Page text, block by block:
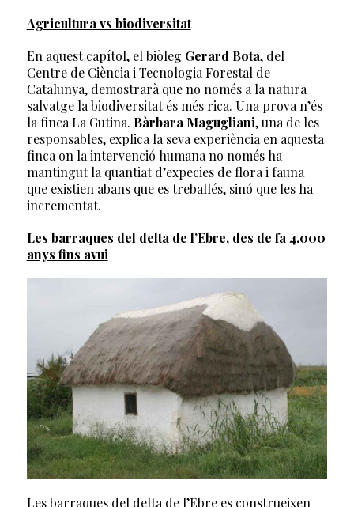
Agricultura vs biodiversitat
En aquest capítol, el biòleg Gerard Bota, del
Centre de Ciència i Tecnologia Forestal de
Catalunya, demostrarà que no només a la natura
salvatge la biodiversitat és més rica. Una prova n’és
la finca La Gutina. Bàrbara Magugliani, una de les
responsables, explica la seva experiència en aquesta
finca on la intervenció humana no només ha
mantingut la quantiat d’expecies de flora i fauna
que existien abans que es treballés, sinó que les ha
incrementat.
Les barraques del delta de l’Ebre, des de fa 4.000
anys fins avui
Les barraques del delta de l’Ebre es construeixen